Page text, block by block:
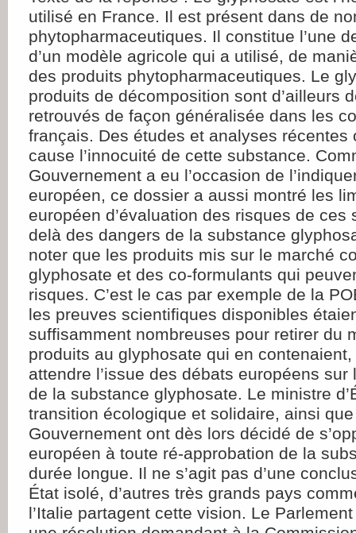
utilisé en France. Il est présent dans de
phytopharmaceutiques. Il constitue l’une
d’un modèle agricole qui a utilisé, de
des produits phytopharmaceutiques. Le
produits de décomposition sont d’ailleurs
retrouvés de façon généralisée dans les
français. Des études et analyses récentes
cause l’innocuité de cette substance.
Gouvernement a eu l’occasion de
européen, ce dossier a aussi montré les
européen d’évaluation des risques de ces
delà des dangers de la substance
noter que les produits mis sur le marché
glyphosate et des co-formulants qui
risques. C’est le cas par exemple de la
les preuves scientifiques disponibles
suffisamment nombreuses pour retirer du
produits au glyphosate qui en
attendre l’issue des débats européens sur
de la substance glyphosate. Le ministre
transition écologique et solidaire, ainsi que
Gouvernement ont dès lors décidé de
européen à toute ré-approbation de la
durée longue. Il ne s’agit pas d’une
État isolé, d’autres très grands pays
l’Italie partagent cette vision. Le